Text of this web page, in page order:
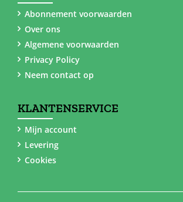
Abonnement voorwaarden
Over ons
Algemene voorwaarden
Privacy Policy
Neem contact op
KLANTENSERVICE
Mijn account
Levering
Cookies